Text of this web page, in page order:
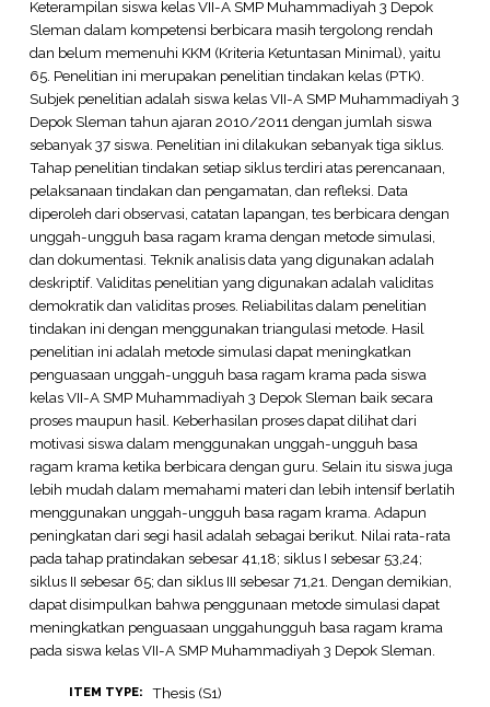
Keterampilan siswa kelas VII-A SMP Muhammadiyah 3 Depok
Sleman dalam kompetensi berbicara masih tergolong rendah
dan belum memenuhi KKM (Kriteria Ketuntasan Minimal), yaitu
65. Penelitian ini merupakan penelitian tindakan kelas (PTK).
Subjek penelitian adalah siswa kelas VII-A SMP Muhammadiyah 3
Depok Sleman tahun ajaran 2010/2011 dengan jumlah siswa
sebanyak 37 siswa. Penelitian ini dilakukan sebanyak tiga siklus.
Tahap penelitian tindakan setiap siklus terdiri atas perencanaan,
pelaksanaan tindakan dan pengamatan, dan refleksi. Data
diperoleh dari observasi, catatan lapangan, tes berbicara dengan
unggah-ungguh basa ragam krama dengan metode simulasi,
dan dokumentasi. Teknik analisis data yang digunakan adalah
deskriptif. Validitas penelitian yang digunakan adalah validitas
demokratik dan validitas proses. Reliabilitas dalam penelitian
tindakan ini dengan menggunakan triangulasi metode. Hasil
penelitian ini adalah metode simulasi dapat meningkatkan
penguasaan unggah-ungguh basa ragam krama pada siswa
kelas VII-A SMP Muhammadiyah 3 Depok Sleman baik secara
proses maupun hasil. Keberhasilan proses dapat dilihat dari
motivasi siswa dalam menggunakan unggah-ungguh basa
ragam krama ketika berbicara dengan guru. Selain itu siswa juga
lebih mudah dalam memahami materi dan lebih intensif berlatih
menggunakan unggah-ungguh basa ragam krama. Adapun
peningkatan dari segi hasil adalah sebagai berikut. Nilai rata-rata
pada tahap pratindakan sebesar 41,18; siklus I sebesar 53,24;
siklus II sebesar 65; dan siklus III sebesar 71,21. Dengan demikian,
dapat disimpulkan bahwa penggunaan metode simulasi dapat
meningkatkan penguasaan unggahungguh basa ragam krama
pada siswa kelas VII-A SMP Muhammadiyah 3 Depok Sleman.
ITEM TYPE: Thesis (S1)